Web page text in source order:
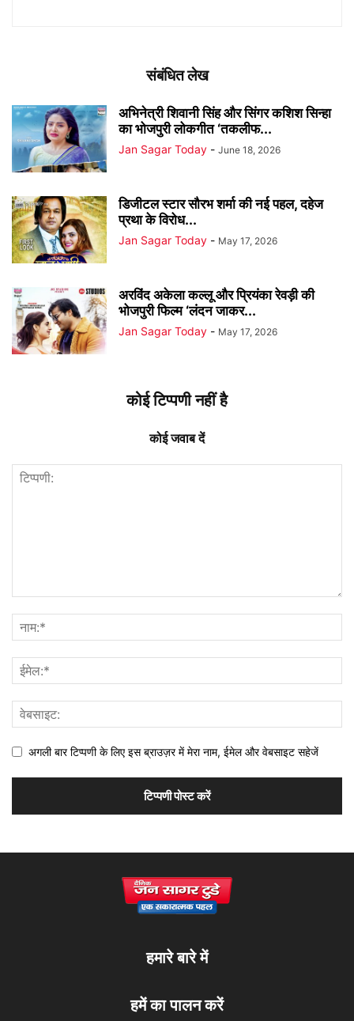
संबंधित लेख
अभिनेत्री शिवानी सिंह और सिंगर कशिश सिन्हा
का भोजपुरी लोकगीत ‘तकलीफ...
Jan Sagar Today - June 18, 2026
डिजीटल स्टार सौरभ शर्मा की नई पहल, दहेज
प्रथा के विरोध...
Jan Sagar Today - May 17, 2026
अरविंद अकेला कल्लू और प्रियंका रेवड़ी की
भोजपुरी फिल्म ‘लंदन जाकर...
Jan Sagar Today - May 17, 2026
कोई टिप्पणी नहीं है
कोई जवाब दें
अगली बार टिप्पणी के लिए इस ब्राउज़र में मेरा नाम, ईमेल और वेबसाइट सहेजें
हमारे बारे में
हमें का पालन करें